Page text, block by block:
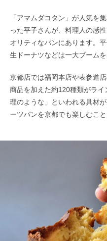
「アマムダコタン」が人気を
った平子さんが、料理人の感
オリティなパンにあります。
生ドーナツなどは一大ブームを
京都店では福岡本店や表参道
商品を加えた約120種類がラ
理のような」といわれる具材
ーツパンを京都でも楽しむこと